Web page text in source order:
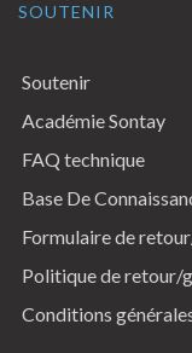
SOUTENIR
Soutenir
Académie Sontay
FAQ technique
Base De
Formulaire de
Politique de retour/
Conditions